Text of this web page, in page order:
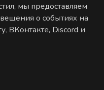
мы предоставляем
о событиях на
ВКонтакте, Discord и